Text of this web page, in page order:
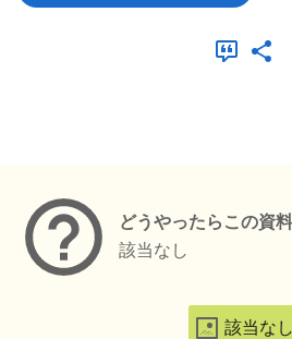
どうやったらこの資
該当なし
該当なし